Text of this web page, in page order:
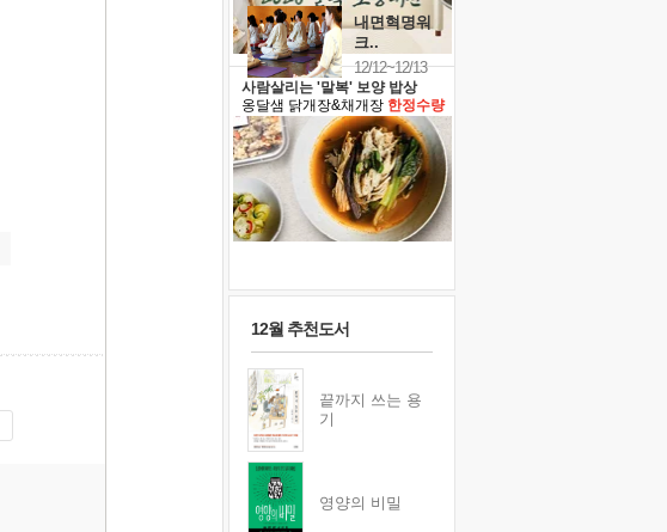
내면혁명워
크..
12/12~12/13
사람살리는 '말복' 보양 밥상
옹달샘 닭개장&채개장 한정수량
12월 추천도서
끝까지 쓰는 용
기
영양의 비밀